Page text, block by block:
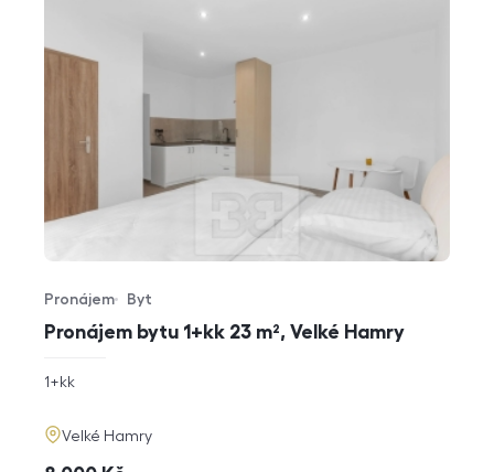
Pronájem bytu 1+kk 23 m², Velké Hamry
Typ nabídky
Pronájem
Typ nemovitosti
Byt
rozměry
1+kk
adresa
Velké Hamry